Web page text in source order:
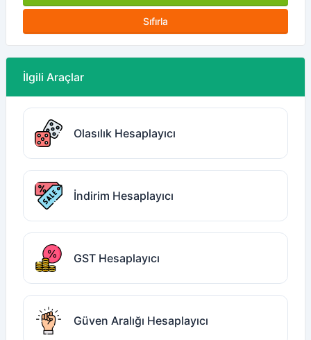
Sıfırla
İlgili Araçlar
Olasılık Hesaplayıcı
İndirim Hesaplayıcı
GST Hesaplayıcı
Güven Aralığı Hesaplayıcı